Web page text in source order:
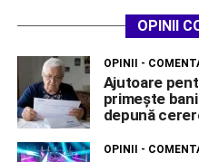
OPINII
OPINII -
Ajutoare
primește
depună
OPINII -